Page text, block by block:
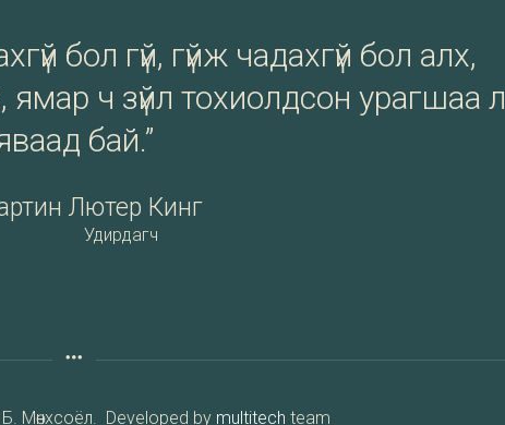
бол гүй, гүйж чадахгүй бол алх,
ч зүйл тохиолдсон урагшаа л
бай.”
Лютер Кинг
Удирдагч
Мөнхсоёл. Developed by multitech team